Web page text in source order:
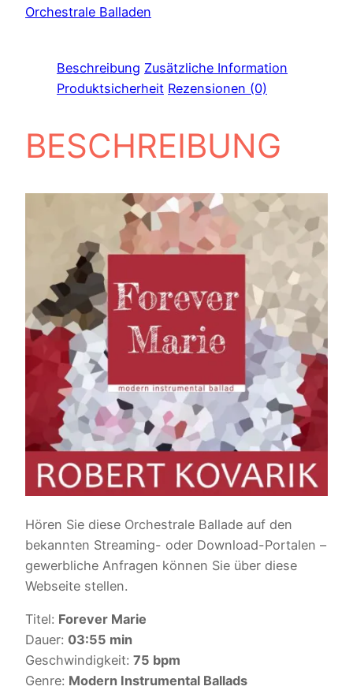
Orchestrale Balladen
Beschreibung Zusätzliche Information
Produktsicherheit Rezensionen (0)
BESCHREIBUNG
Hören Sie diese Orchestrale Ballade auf den
bekannten Streaming- oder Download-Portalen –
gewerbliche Anfragen können Sie über diese
Webseite stellen.
Titel: Forever Marie
Dauer: 03:55 min
Geschwindigkeit: 75 bpm
Genre: Modern Instrumental Ballads